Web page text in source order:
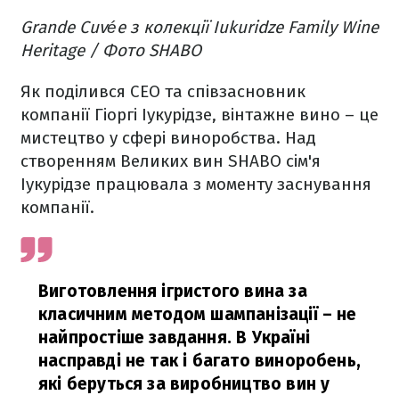
Grande Cuvée з колекції Iukuridze Family Wine
Heritage / Фото SHABO
Як поділився СЕО та співзасновник
компанії Гіоргі Іукурідзе, вінтажне вино – це
мистецтво у сфері виноробства. Над
створенням Великих вин SHABO сім'я
Іукурідзе працювала з моменту заснування
компанії.
Виготовлення ігристого вина за
класичним методом шампанізації – не
найпростіше завдання. В Україні
насправді не так і багато виноробень,
які беруться за виробництво вин у